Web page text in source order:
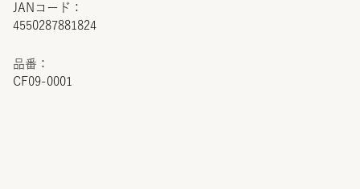
JANコード：
4550287881824
品番：
CF09-0001